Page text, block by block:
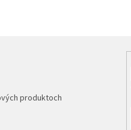
produktoch